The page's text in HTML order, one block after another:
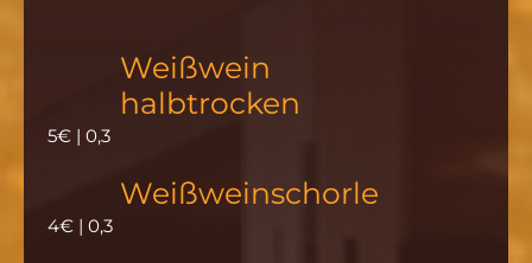
Weißwein
halbtrocken
5€ | 0,3
Weißweinschorle
4€ | 0,3